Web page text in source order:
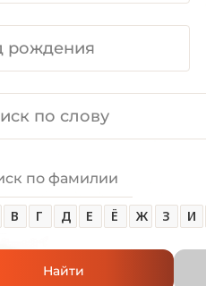
по фамилии
В Г Д Е Ё Ж З И
Найти